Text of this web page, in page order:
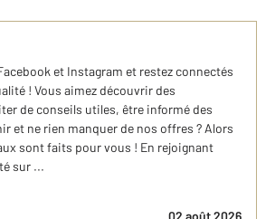
et Instagram et restez connectés
! Vous aimez découvrir des
de conseils utiles, être informé des
et ne rien manquer de nos offres ? Alors
sont faits pour vous ! En rejoignant
sur ...
02 août 2026